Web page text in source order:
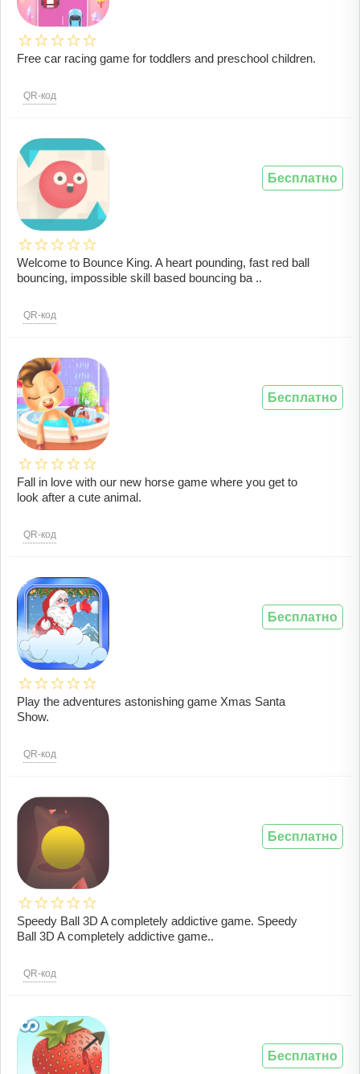
Free car racing game for toddlers and preschool children.
QR-код
Welcome to Bounce King. A heart pounding, fast red ball
bouncing, impossible skill based bouncing ba ..
QR-код
Бесплатно
Fall in love with our new horse game where you get to
look after a cute animal.
QR-код
Бесплатно
Play the adventures astonishing game Xmas Santa
Show.
QR-код
Бесплатно
Speedy Ball 3D A completely addictive game. Speedy
Ball 3D A completely addictive game..
QR-код
Бесплатно
Бесплатно